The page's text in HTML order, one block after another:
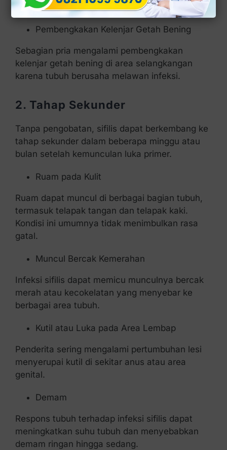
yang jelas.
Pembengkakan Kelenjar Getah Bening
Sebagian pria mengalami pembengkakan
kelenjar getah bening di area selangkangan
karena tubuh berusaha melawan infeksi.
2. Tahap Sekunder
Tanpa pengobatan, sifilis dapat berkembang ke
tahap sekunder dalam beberapa minggu atau
bulan setelah kemunculan luka primer.
Ruam pada Kulit
Ruam dapat muncul di berbagai bagian tubuh,
termasuk telapak tangan dan telapak kaki.
Kondisi ini umumnya tidak menimbulkan rasa
gatal.
Muncul Bercak Kemerahan
Infeksi sifilis dapat memicu munculnya bercak
merah atau kecokelatan yang menyebar ke
berbagai area tubuh.
Kutil atau Luka pada Area Lembap
Penderita sering mengalami pertumbuhan lesi
menyerupai kutil di sekitar anus atau area
genital.
Demam
Respons tubuh terhadap infeksi sifilis dapat
meningkatkan suhu tubuh dan menyebabkan
demam ringan hingga sedang.